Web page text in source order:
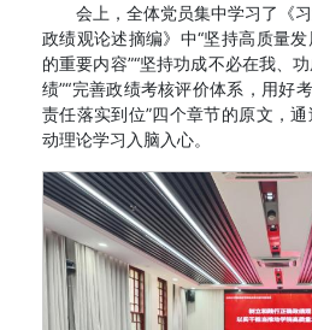
会上，全体党员集中学习了《
政绩观论述摘编》中“坚持高质量
的重要内容”“坚持功成不必在我、
绩”“完善政绩考核评价体系，用好
责任落实到位”四个章节的原文，
动理论学习入脑入心。